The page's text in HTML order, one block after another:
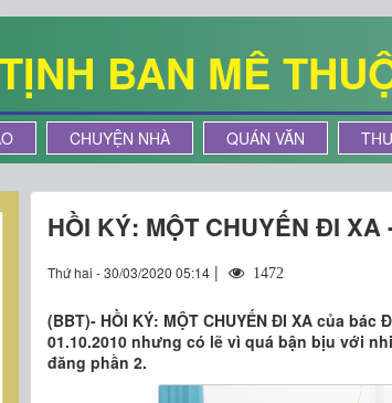
BAN MÊ
CHUYỆN NHÀ QUÁN VĂN
HỒI KÝ: MỘT CHUYẾN ĐI XA
Thứ hai - 30/03/2020 05:14 | 1472
(BBT)- HỒI KÝ: MỘT CHUYẾN ĐI XA của
01.10.2010 nhưng có lẽ vì quá bận bịu với
đăng phần 2.